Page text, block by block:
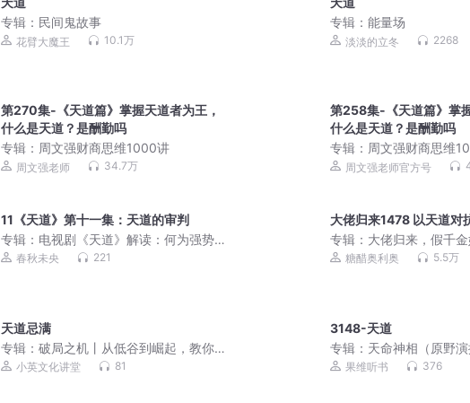
专辑： 民间鬼故事
花臂大魔王 10.1万
专辑：能量场
淡淡的立冬 2268
第270集-《天道篇》掌握天道者为王，
什么是天道？是酬勤吗
专辑： 周文强财商思维1000讲
周文强老师 34.7万
第258集-《天道篇》掌
什么是天道？是酬勤吗
专辑： 周文强财商思维
周文强老师官方号
11《天道》第十一集：天道的审判
专辑： 电视剧《天道》解读：何为强势
文化春秋未央 221
大佬归来1478 以天道对
专辑： 大佬归来，假千
如生|玄学灵异爆笑风水
糖醋奥利奥 5.5万
天道忌满
专辑：破局之机丨从低谷到崛起，教你
借势成事的底层逻辑
小英文化讲堂 81
3148-天道
专辑： 天命神相（原野演
果维听书 376